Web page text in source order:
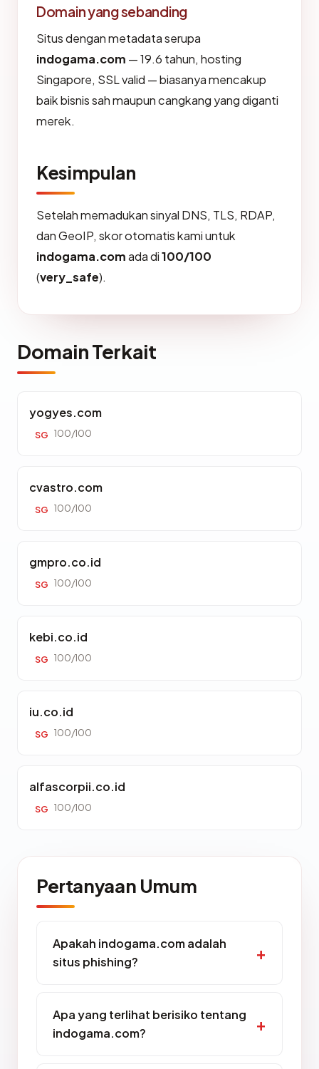
Domain yang sebanding
Situs dengan metadata serupa
indogama.com — 19.6 tahun, hosting
Singapore, SSL valid — biasanya mencakup
baik bisnis sah maupun cangkang yang diganti
merek.
Kesimpulan
Setelah memadukan sinyal DNS, TLS, RDAP,
dan GeoIP, skor otomatis kami untuk
indogama.comada di100/100
(very_safe).
Domain Terkait
yogyes.com
SG 100/100
cvastro.com
SG 100/100
gmpro.co.id
SG 100/100
kebi.co.id
SG 100/100
iu.co.id
SG 100/100
alfascorpii.co.id
SG 100/100
Pertanyaan Umum
Apakah indogama.com adalah
situs phishing?
Apa yang terlihat berisiko tentang
indogama.com?